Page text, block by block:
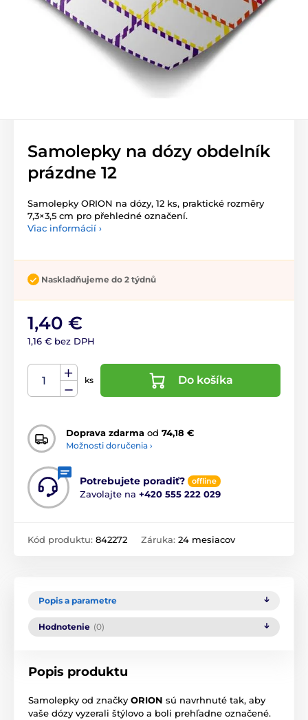
Samolepky na dózy obdelník
prázdne 12
Samolepky ORION na dózy, 12 ks, praktické rozměry
7,3×3,5 cm pro přehledné označení.
Viac informácií ›
Naskladňujeme do 2 týdnů
1,40 €
1,16 € bez DPH
ks Do košíka
Doprava zdarma od 74,18 €
Možnosti doručenia ›
Potrebujete poradiť? offline
Zavolajte na +420 555 222 029
Kód produktu: 842272 Záruka: 24 mesiacov
Popis a parametre
Hodnotenie (0)
Popis produktu
Samolepky od značky ORION sú navrhnuté tak, aby
vaše dózy vyzerali štýlovo a boli prehľadne označené.